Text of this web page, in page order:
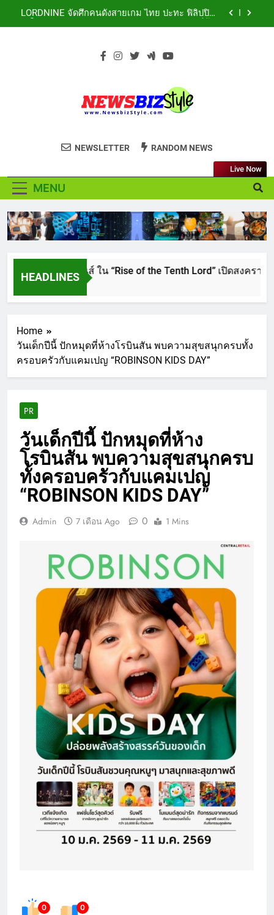
ประเทศ ฉลองเซิร์ฟเวอร์ใหม่ เฮเลนา
เอาใจสายเรียนนอก! เคพีไอ จับมือ ธนาคารกรุงไทย
ประกันเลือกได้ 3-25 เดือน
สถาบันเทคโนโลยีไทย-ญี่ปุ่น (TNI: Thai-Nichi) ฉลอง
ครบรอบ 19ปี จัดงาน “TNI Day 2026” ประกาศความ
อาบแห้งสัตว์เลี้ยง ชูนวัตกรรมพลังธรรมชาติ “Zero-
Residue” เลียขนได้ ปลอดภัย ไร้สารตกค้าง
LORDNINE จัดศึกคนดังสายเกม ไทย ปะทะ ฟิลิปปินส์
ใน “Rise of the Tenth Lord” เปิดสงครามกิลด์ข้าม
คุ้มครองค่ารักษาเจ็บป่วย-อุบัติเหตุสูงสุด 5 ล้าน มีแผน
ประกันเลือกได้ 3-25 เดือน
เป็นผู้นำด้านสถาบันการศึกษา ที่มุ่งมั่น พร้อมพัฒนา
PIPPER STANDARD® เปิดตัวแชมพูอาบน้ำ และ โฟม
อาบแห้งสัตว์เลี้ยง ชูนวัตกรรมพลังธรรมชาติ “Zero-
NEWSBIZSTYLE
Business
NEWSLETTER RANDOM NEWS
MENU
Live Now
HEADLINES LORDNINE จัดศึกคนดังสายเกม ไทย ปะทะ ฟิลิปปินส์ ใน “Rise of the
Home
วันเด็กปีนี้ ปักหมุดที่ห้างโรบินสัน พบความสุขสนุกครบทั้ง
ครอบครัวกับแคมเปญ “ROBINSON KIDS DAY”
PR
วันเด็กปีนี้ ปักหมุดที่ห้าง
โรบินสัน พบความสุขสนุกครบ
ทั้งครอบครัวกับแคมเปญ
“ROBINSON KIDS DAY”
Admin 7 เดือน Ago 0 1 Mins
0 0